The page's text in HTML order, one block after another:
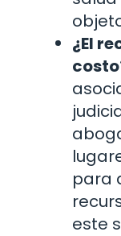
¿El
para
este